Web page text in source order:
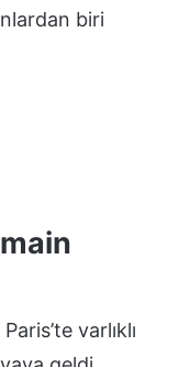
biri
varlıklı